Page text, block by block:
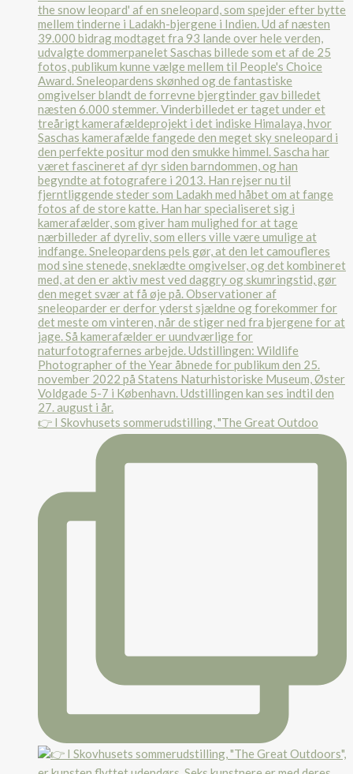
👉 I Skovhusets sommerudstilling, "The Great Outdoo